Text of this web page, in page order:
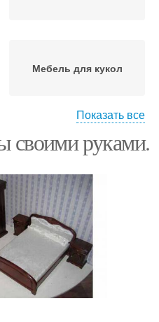
Мебель для кукол
Плетеная мебель
Показать все
своими руками.